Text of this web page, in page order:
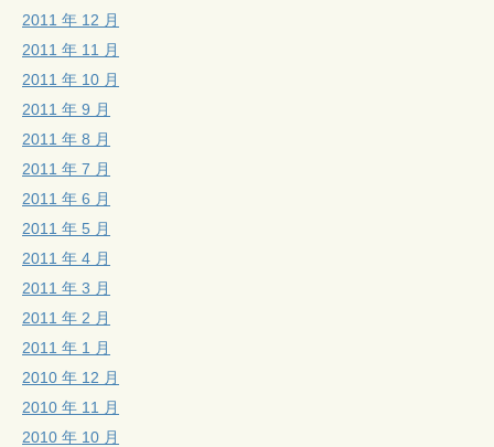
2011 年 12 月
2011 年 11 月
2011 年 10 月
2011 年 9 月
2011 年 8 月
2011 年 7 月
2011 年 6 月
2011 年 5 月
2011 年 4 月
2011 年 3 月
2011 年 2 月
2011 年 1 月
2010 年 12 月
2010 年 11 月
2010 年 10 月